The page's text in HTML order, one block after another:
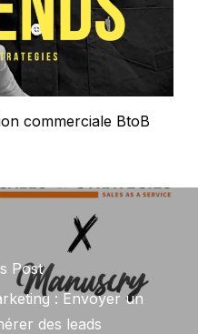
commerciale BtoB
Post
: Envoyer un
des leads